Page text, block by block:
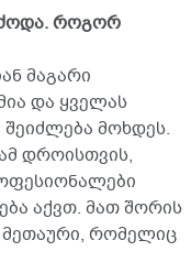
როგორ
მაგარი
და ყველას
მოხდეს.
დროისთვის,
აქვთ. მათ შორის
მეთაური, რომელიც